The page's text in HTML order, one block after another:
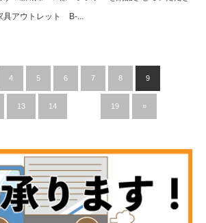
具アウトレット B-...
4 5 6 7 8 9
13 14 19 »